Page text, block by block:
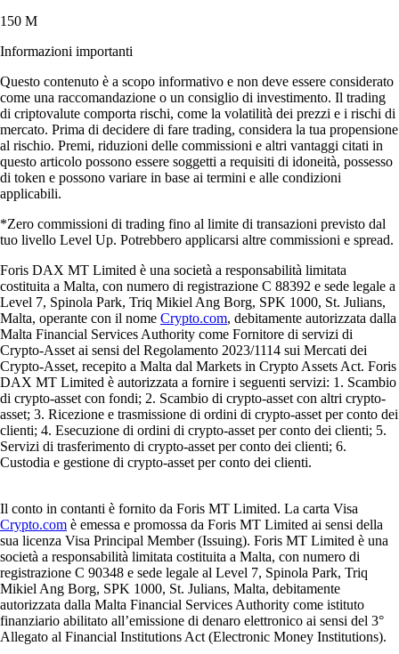
150 M
Informazioni importanti
Questo contenuto è a scopo informativo e non deve essere considerato
come una raccomandazione o un consiglio di investimento. Il trading
di criptovalute comporta rischi, come la volatilità dei prezzi e i rischi di
mercato. Prima di decidere di fare trading, considera la tua propensione
al rischio. Premi, riduzioni delle commissioni e altri vantaggi citati in
questo articolo possono essere soggetti a requisiti di idoneità, possesso
di token e possono variare in base ai termini e alle condizioni
applicabili.
*Zero commissioni di trading fino al limite di transazioni previsto dal
tuo livello Level Up. Potrebbero applicarsi altre commissioni e spread.
Foris DAX MT Limited è una società a responsabilità limitata
costituita a Malta, con numero di registrazione C 88392 e sede legale a
Level 7, Spinola Park, Triq Mikiel Ang Borg, SPK 1000, St. Julians,
Malta, operante con il nome Crypto.com, debitamente autorizzata dalla
Malta Financial Services Authority come Fornitore di servizi di
Crypto-Asset ai sensi del Regolamento 2023/1114 sui Mercati dei
Crypto-Asset, recepito a Malta dal Markets in Crypto Assets Act. Foris
DAX MT Limited è autorizzata a fornire i seguenti servizi: 1. Scambio
di crypto-asset con fondi; 2. Scambio di crypto-asset con altri crypto-
asset; 3. Ricezione e trasmissione di ordini di crypto-asset per conto dei
clienti; 4. Esecuzione di ordini di crypto-asset per conto dei clienti; 5.
Servizi di trasferimento di crypto-asset per conto dei clienti; 6.
Custodia e gestione di crypto-asset per conto dei clienti.
Il conto in contanti è fornito da Foris MT Limited. La carta Visa
Crypto.com è emessa e promossa da Foris MT Limited ai sensi della
sua licenza Visa Principal Member (Issuing). Foris MT Limited è una
società a responsabilità limitata costituita a Malta, con numero di
registrazione C 90348 e sede legale al Level 7, Spinola Park, Triq
Mikiel Ang Borg, SPK 1000, St. Julians, Malta, debitamente
autorizzata dalla Malta Financial Services Authority come istituto
finanziario abilitato all’emissione di denaro elettronico ai sensi del 3°
Allegato al Financial Institutions Act (Electronic Money Institutions).